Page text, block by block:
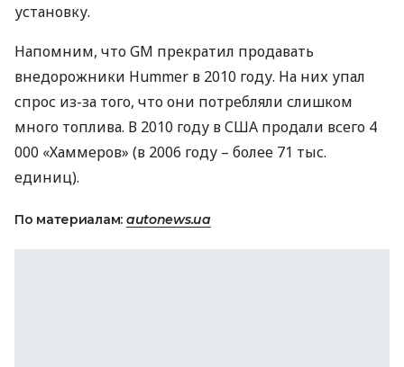
установку.
Напомним, что GM прекратил продавать
внедорожники Hummer в 2010 году. На них упал
спрос из-за того, что они потребляли слишком
много топлива. В 2010 году вСША продали всего 4
000 «Хаммеров» (в 2006 году – более 71 тыс.
единиц).
По материалам: autonews.ua